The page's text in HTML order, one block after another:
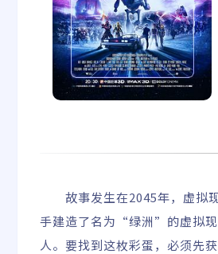
故事发生在2045年，虚拟现
手建造了名为“绿洲”的虚拟现
人。要找到这枚彩蛋，必须先